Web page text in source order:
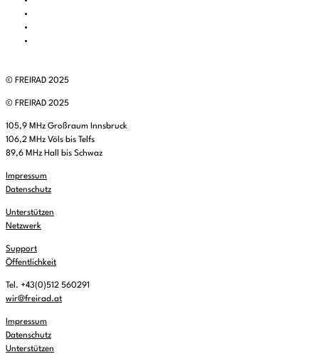
© FREIRAD 2025
© FREIRAD 2025
105,9 MHz Großraum Innsbruck
106,2 MHz Völs bis Telfs
89,6 MHz Hall bis Schwaz
Impressum
Datenschutz
Unterstützen
Netzwerk
Support
Öffentlichkeit
Tel. +43(0)512 560291
wir@freirad.at
Impressum
Datenschutz
Unterstützen